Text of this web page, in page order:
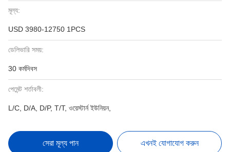
মূল্য:
USD 3980-12750 1PCS
ডেলিভারি সময়:
30 কর্মদিবস
পেমেন্ট শর্তাবলী:
L/C, D/A, D/P, T/T, ওয়েস্টার্ন ইউনিয়ন,
সেরা মূল্য পান এখনই যোগাযোগ করুন